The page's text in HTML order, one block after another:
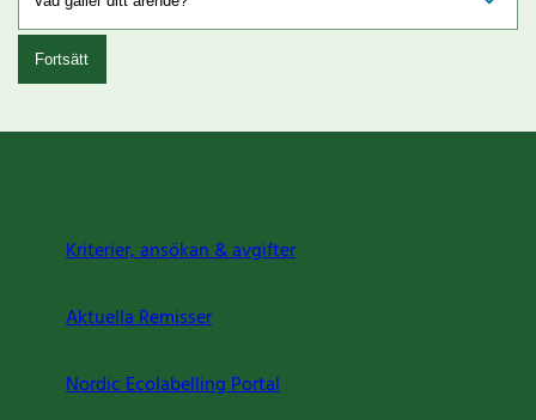
Fortsätt
Kriterier, ansökan & avgifter
Aktuella Remisser
Nordic Ecolabelling Portal